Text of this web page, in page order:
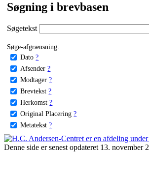
Søgning i brevbasen
Søgetekst
Søge-afgrænsning:
Dato ?
Afsender ?
Modtager ?
Brevtekst ?
Herkomst ?
Original Placering ?
Metatekst ?
Denne side er senest opdateret 13. november